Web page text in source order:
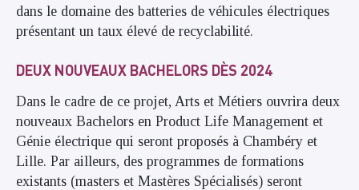
dans le domaine des batteries de véhicules électriques
présentant un taux élevé de recyclabilité.
DEUX NOUVEAUX BACHELORS DÈS 2024
Dans le cadre de ce projet, Arts et Métiers ouvrira deux
nouveaux Bachelors en Product Life Management et
Génie électrique qui seront proposés à Chambéry et
Lille. Par ailleurs, des programmes de formations
existants (masters et Mastères Spécialisés) seront